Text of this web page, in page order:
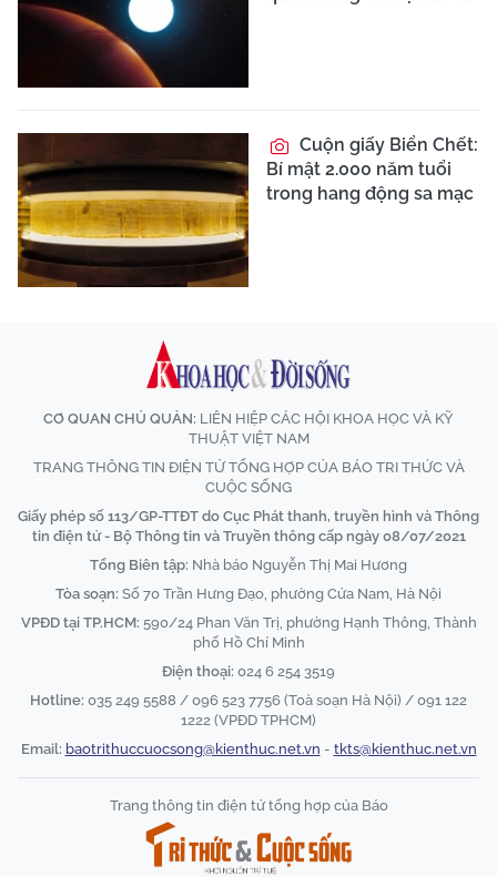
Cuộn giấy Biển Chết:
Bí mật 2.000 năm tuổi
trong hang động sa mạc
CƠ QUAN CHỦ QUẢN: LIÊN HIỆP CÁC HỘI KHOA HỌC VÀ KỸ
THUẬT VIỆT NAM
TRANG THÔNG TIN ĐIỆN TỬ TỔNG HỢP CỦA BÁO TRI THỨC VÀ
CUỘC SỐNG
Giấy phép số 113/GP-TTĐT do Cục Phát thanh, truyền hình và Thông
tin điện tử - Bộ Thông tin và Truyền thông cấp ngày 08/07/2021
Tổng Biên tập: Nhà báo Nguyễn Thị Mai Hương
Tòa soạn: Số 70 Trần Hưng Đạo, phường Cửa Nam, Hà Nội
VPĐD tại TP.HCM: 590/24 Phan Văn Trị, phường Hạnh Thông, Thành
phố Hồ Chí Minh
Điện thoại: 024 6 254 3519
Hotline: 035 249 5588 / 096 523 7756 (Toà soạn Hà Nội) / 091 122
1222 (VPĐD TPHCM)
Email: baotrithuccuocsong@kienthuc.net.vn - tkts@kienthuc.net.vn
Trang thông tin điện tử tổng hợp của Báo